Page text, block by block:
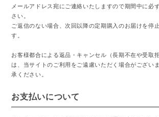
メールアドレス宛にご連絡いたしますので期間中に必
さい。
ご返信のない場合、次回以降の定期購入のお届けを停
す。
お客様都合による返品・キャンセル（長期不在や受取
は、当サイトのご利用をご遠慮いただく場合がござい
承ください。
お支払いについて